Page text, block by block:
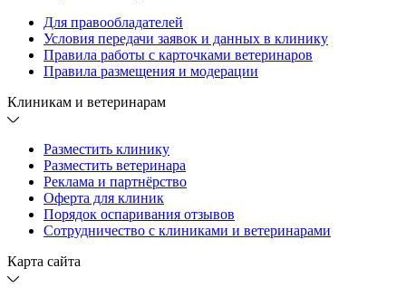
Для правообладателей
Условия передачи заявок и данных в клинику
Правила работы с карточками ветеринаров
Правила размещения и модерации
Клиникам и ветеринарам
Разместить клинику
Разместить ветеринара
Реклама и партнёрство
Оферта для клиник
Порядок оспаривания отзывов
Сотрудничество с клиниками и ветеринарами
Карта сайта